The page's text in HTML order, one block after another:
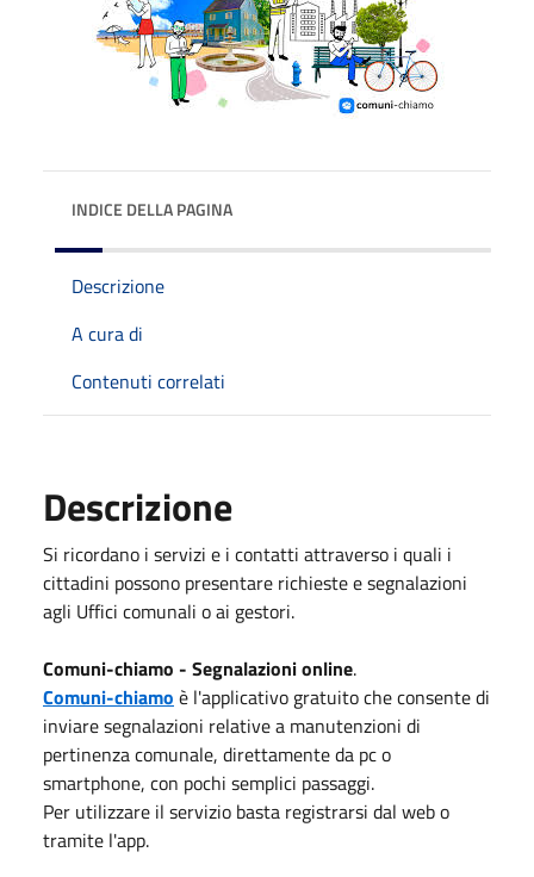
INDICE DELLA PAGINA
Descrizione
A cura di
Contenuti correlati
Descrizione
Si ricordano i servizi e i contatti attraverso i quali i
cittadini possono presentare richieste e segnalazioni
agli Uffici comunali o ai gestori.
Comuni-chiamo - Segnalazioni online.
Comuni-chiamo è l'applicativo gratuito che consente di
inviare segnalazioni relative a manutenzioni di
pertinenza comunale, direttamente da pc o
smartphone, con pochi semplici passaggi.
Per utilizzare il servizio basta registrarsi dal web o
tramite l'app.